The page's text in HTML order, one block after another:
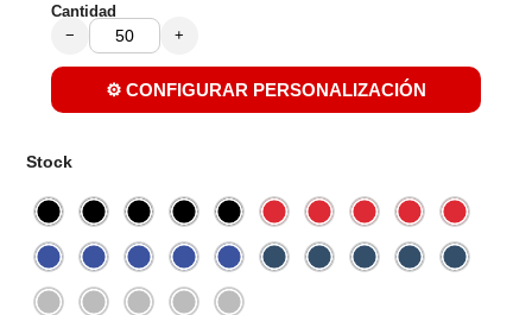
Cantidad
− +
⚙️ CONFIGURAR PERSONALIZACIÓN
Stock